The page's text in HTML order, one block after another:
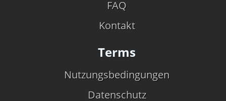
FAQ
Kontakt
Terms
Nutzungsbedingungen
Datenschutz